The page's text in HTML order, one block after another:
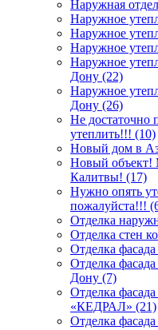
Наружная
Наружное
Наружное
Наружное
Наружное
Дону (22)
Наружное
Дону (26)
Не достаточно
утеплить!!! (10)
Новый дом в
Новый объект!
Калитвы! (17)
Нужно опять
пожалуйста!!!
Отделка
Отделка стен
Отделка
Отделка
Дону (7)
Отделка
«КЕДРАЛ» (21)
Отделка